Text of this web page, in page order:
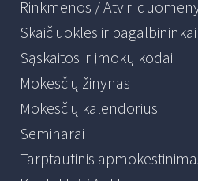
Rinkmenos / Atviri
Skaičiuoklės ir pagalbininkai
Sąskaitos ir įmokų kodai
Mokesčių žinynas
Mokesčių kalendorius
Seminarai
Tarptautinis